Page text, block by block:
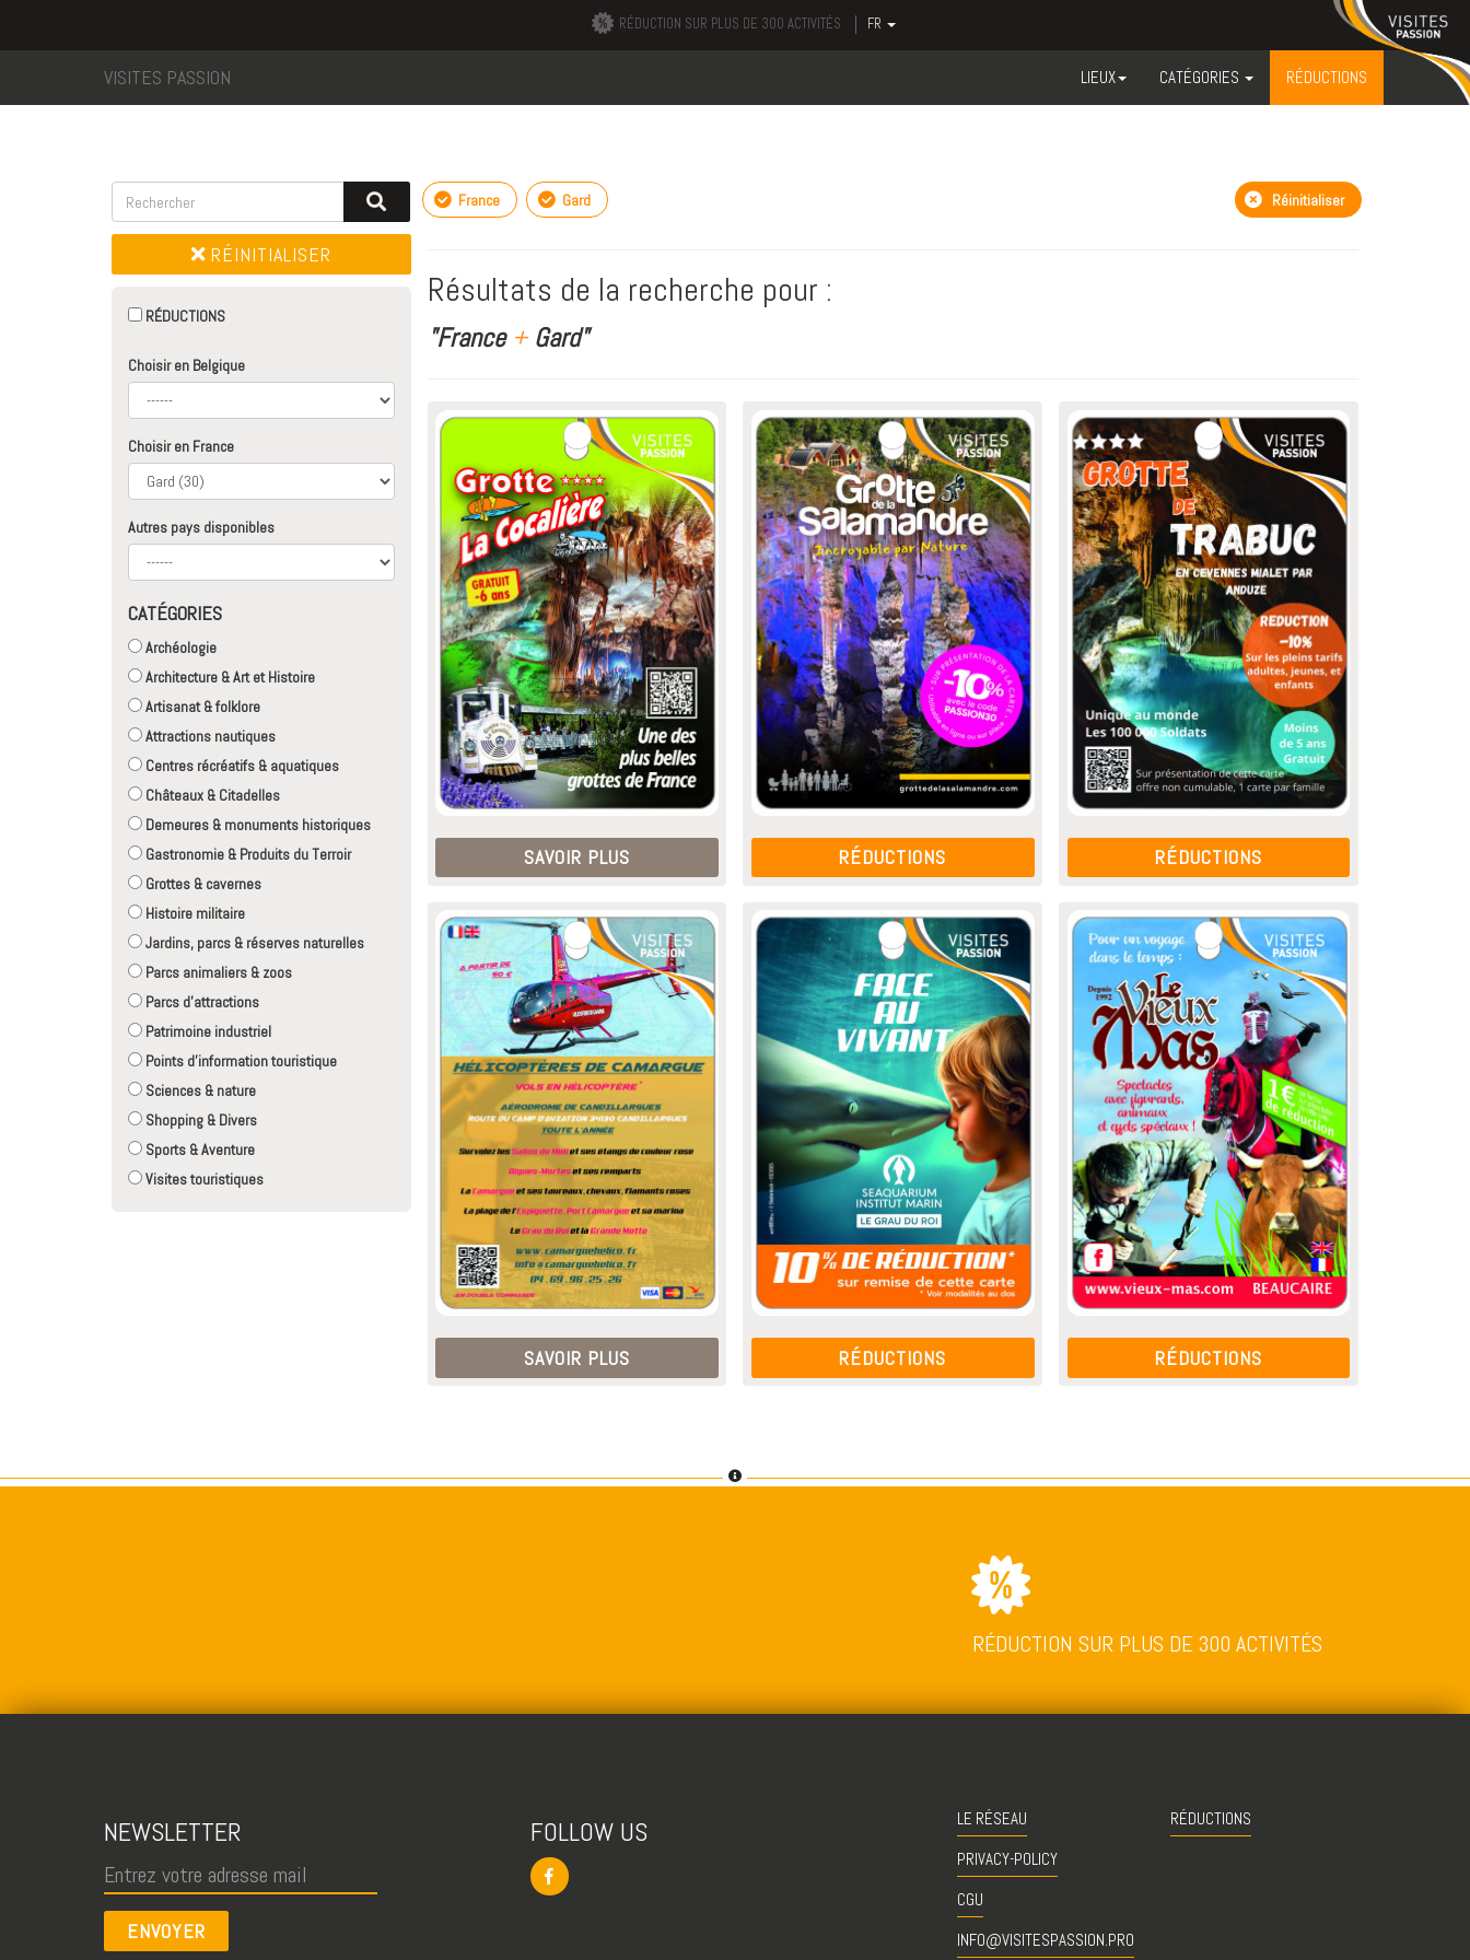
RÉDUCTION SUR PLUS DE 300 ACTIVITÉS FR
VISITES PASSION LIEUX CATÉGORIES RÉDUCTIONS
RÉINITIALISER
RÉDUCTIONS
Choisir en Belgique
Choisir en France
Autres pays disponibles
CATÉGORIES
Archéologie
Architecture & Art et Histoire
Artisanat & folklore
Attractions nautiques
Centres récréatifs & aquatiques
Châteaux & Citadelles
Demeures & monuments historiques
Gastronomie & Produits du Terroir
Grottes & cavernes
Histoire militaire
Jardins, parcs & réserves naturelles
Parcs animaliers & zoos
Parcs d'attractions
Patrimoine industriel
Points d'information touristique
Sciences & nature
Shopping & Divers
Sports & Aventure
Visites touristiques
France Gard Réinitialiser
Résultats de la recherche pour :
"France +Gard"
SAVOIR PLUS RÉDUCTIONS RÉDUCTIONS
SAVOIR PLUS RÉDUCTIONS RÉDUCTIONS
RÉDUCTION SUR PLUS DE 300 ACTIVITÉS
NEWSLETTER
ENVOYER
FOLLOW US
LE RÉSEAU
PRIVACY-POLICY
CGU
INFO@VISITESPASSION.PRO
RÉDUCTIONS